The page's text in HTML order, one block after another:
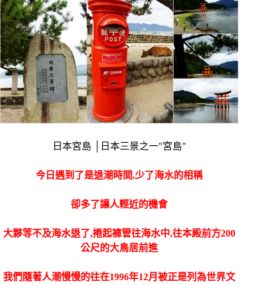
日本宮島 │日本三景之一"宮島"
今日遇到了是退潮時間,少了海水的相稱
卻多了讓人輕近的機會
大夥等不及海水退了,捲起褲管往海水中,往本殿前方200
公尺的大鳥居前進
我們隨著人潮慢慢的往在1996年12月被正是列為世界文